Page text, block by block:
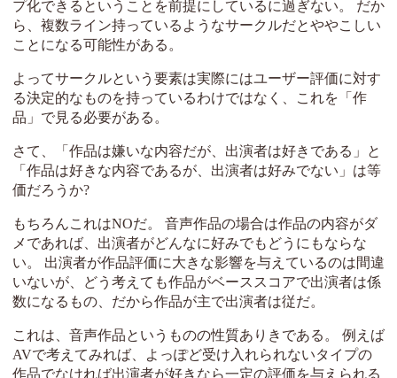
プ化できるということを前提にしているに過ぎない。 だか
ら、複数ライン持っているようなサークルだとややこしい
ことになる可能性がある。
よってサークルという要素は実際にはユーザー評価に対す
る決定的なものを持っているわけではなく、これを「作
品」で見る必要がある。
さて、「作品は嫌いな内容だが、出演者は好きである」と
「作品は好きな内容であるが、出演者は好みでない」は等
価だろうか?
もちろんこれはNOだ。 音声作品の場合は作品の内容がダ
メであれば、出演者がどんなに好みでもどうにもならな
い。 出演者が作品評価に大きな影響を与えているのは間違
いないが、どう考えても作品がベーススコアで出演者は係
数になるもの、だから作品が主で出演者は従だ。
これは、音声作品というものの性質ありきである。 例えば
AVで考えてみれば、よっぽど受け入れられないタイプの
作品でなければ出演者が好きなら一定の評価を与えられる